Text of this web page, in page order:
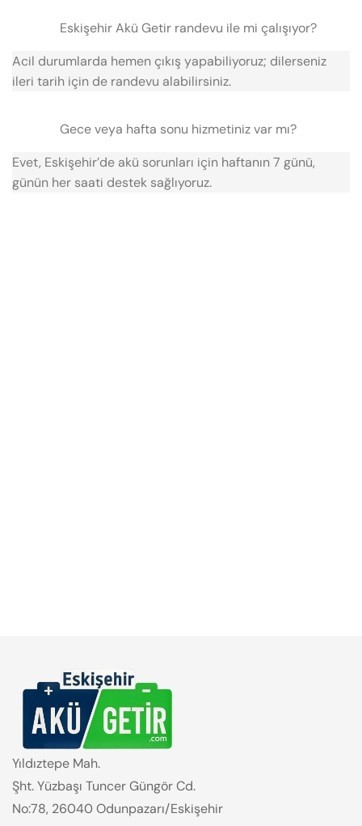
Eskişehir Akü Getir randevu ile mi çalışıyor?
Acil durumlarda hemen çıkış yapabiliyoruz; dilerseniz
ileri tarih için de randevu alabilirsiniz.
Gece veya hafta sonu hizmetiniz var mı?
Evet, Eskişehir’de akü sorunları için haftanın 7 günü,
günün her saati destek sağlıyoruz.
Yıldıztepe Mah.
Şht. Yüzbaşı Tuncer Güngör Cd.
No:78, 26040 Odunpazarı/Eskişehir